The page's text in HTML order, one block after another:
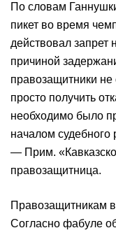
По словам
пикет во время
действовал запрет
причиной
правозащитники не
просто получить
необходимо было
началом судебного
— Прим.
правозащитница.
Правозащитникам
Согласно фабуле